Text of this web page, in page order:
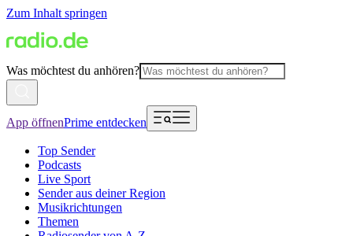
Zum Inhalt springen
Was möchtest du anhören?
App öffnenPrime entdecken
Top Sender
Podcasts
Live Sport
Sender aus deiner Region
Musikrichtungen
Themen